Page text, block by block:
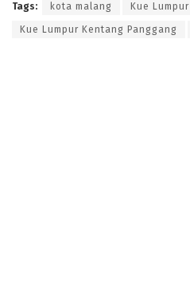
Tags: kota malang Kue Lumpur
Kue Lumpur Kentang Panggang